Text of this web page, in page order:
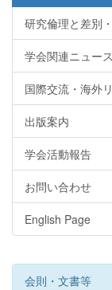
研究倫理と差別
学会関連ニュース
国際交流・海外
出版案内
学会活動報告
お問い合わせ
English Page
会則・文書等